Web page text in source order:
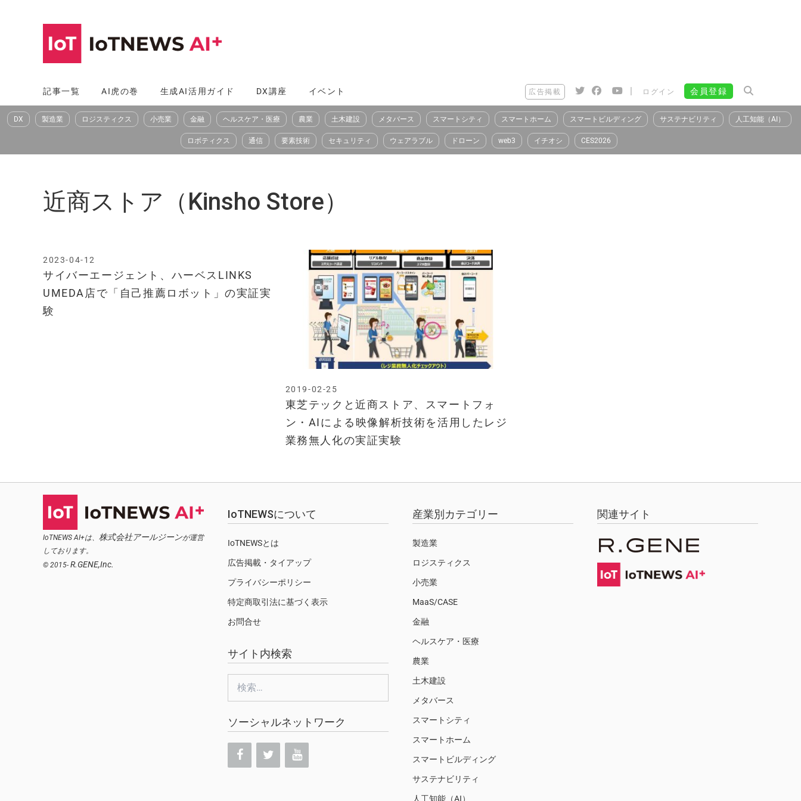
へ
ス
記事一覧 AI虎の巻 生成AI活用ガイド DX講座 イベント 広告掲載 | ログイン 会員登録
DX 製造業 ロジスティクス 小売業 金融 ヘルスケア・医療 農業 土木建設 メタバース スマートシティ スマートホーム スマートビルディング サステナビリティ 人工知能（AI）
ロボティクス 通信 要素技術 セキュリティ ウェアラブル ドローン web3 イチオシ CES2026
近商ストア（Kinsho Store）
サイバーエージェント、ハーベスLINKS
UMEDA店で「自己推薦ロボット」の実証実
験
2023-04-12
東芝テックと近商ストア、スマートフォ
ン・AIによる映像解析技術を活用したレジ
業務無人化の実証実験
2019-02-25
IoTNEWS AI+は、 株式会社アールジーンが運営
しております。
© 2015- R.GENE,Inc.
IoTNEWSについて
IoTNEWSとは
広告掲載・タイアップ
プライバシーポリシー
特定商取引法に基づく表示
お問合せ
サイト内検索
ソーシャルネットワーク
産業別カテゴリー
製造業
ロジスティクス
小売業
MaaS/CASE
金融
ヘルスケア・医療
農業
土木建設
メタバース
スマートシティ
スマートホーム
スマートビルディング
サステナビリティ
人工知能（AI）
関連サイト